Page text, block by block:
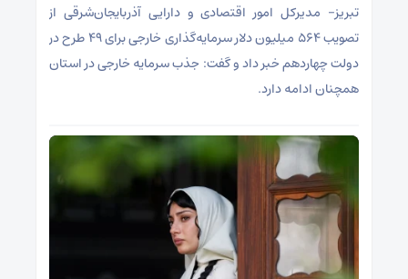
تبریز- مدیرکل امور اقتصادی و دارایی آذربایجان‌شرقی از
تصویب ۵۶۴ میلیون دلار سرمایه‌گذاری خارجی برای ۴۹ طرح در
دولت چهاردهم خبر داد و گفت: جذب سرمایه خارجی در استان
همچنان ادامه دارد.